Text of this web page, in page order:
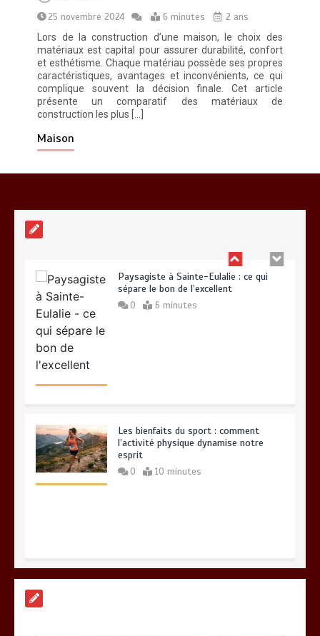
25 novembre 2024
6 minutes
2 ans
Lors de la construction d’une maison, le choix des
matériaux est capital pour assurer durabilité, confort
et esthétisme. Chaque matériau possède ses propres
caractéristiques, avantages et inconvénients, ce qui
complique souvent la décision finale. Cet article
présente un comparatif des matériaux de
construction les plus […]
Maison
Vitalité au quotidien : découvrez notre
Paysagiste à Sainte-Eulalie : ce qui
sépare le bon de l’excellent
0 6 minutes
Les bienfaits du sport : comment
l’activité physique dynamise notre
esprit
0 10 minutes